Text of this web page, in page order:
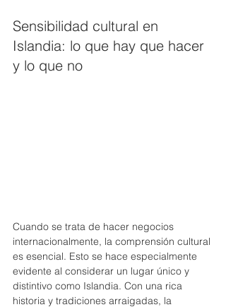
Sensibilidad cultural en
Islandia: lo que hay que hacer
y lo que no
Cuando se trata de hacer negocios
internacionalmente, la comprensión cultural
es esencial. Esto se hace especialmente
evidente al considerar un lugar único y
distintivo como Islandia. Con una rica
historia y tradiciones arraigadas, la